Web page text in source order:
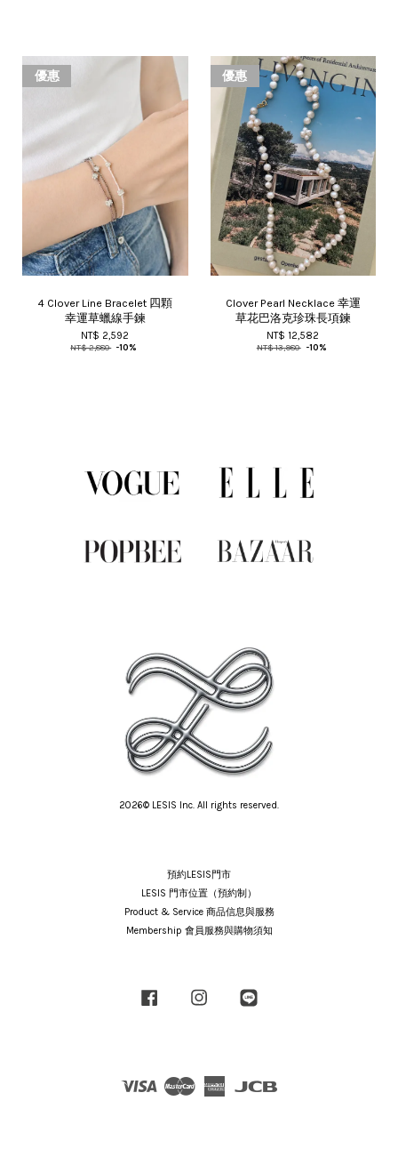
優惠
4 Clover Line Bracelet 四顆
幸運草蠟線手鍊
NT$ 2,592
NT$ 2,880 -10%
優惠
Clover Pearl Necklace 幸運
草花巴洛克珍珠長項鍊
NT$ 12,582
NT$ 13,980 -10%
2026© LESIS Inc. All rights reserved.
預約LESIS門市
LESIS 門市位置（預約制）
Product & Service 商品信息與服務
Membership 會員服務與購物須知
Facebook Instagram
Visa Master
American
Express